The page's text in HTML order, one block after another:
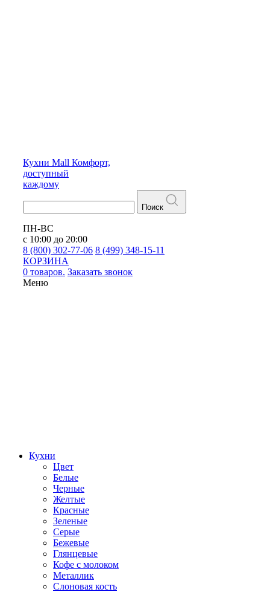
Кухни Mall Комфорт,
доступный
каждому
Поиск
ПН-ВС
с 10:00 до 20:00
8 (800) 302-77-06 8 (499) 348-15-11
КОРЗИНА
0 товаров. Заказать звонок
Меню
Кухни
Цвет
Белые
Черные
Желтые
Красные
Зеленые
Серые
Бежевые
Глянцевые
Кофе с молоком
Металлик
Слоновая кость